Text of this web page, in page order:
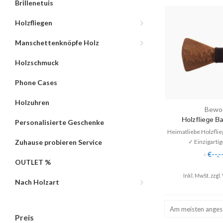
Brillenetuis
Holzfliegen
Manschettenknöpfe Holz
Holzschmuck
Phone Cases
Holzuhren
Personalisierte Geschenke
Zuhause probieren Service
OUTLET %
Nach Holzart
Preis
Holzfliege
Heimatliebe
✓
✓
* €--,--
Inkl. MwSt. zzgl.
Am meisten